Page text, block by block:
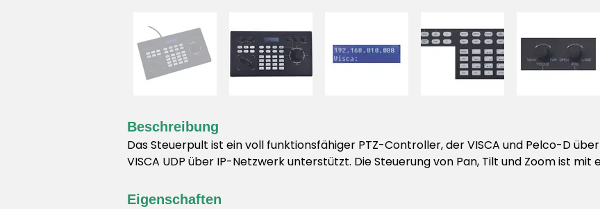
Beschreibung
Das Steuerpult ist ein voll funktionsfähiger PTZ-Controller, der VISCA und Pelco-D über
VISCA UDP über IP-Netzwerk unterstützt. Die Steuerung von Pan, Tilt und Zoom ist mit
Eigenschaften